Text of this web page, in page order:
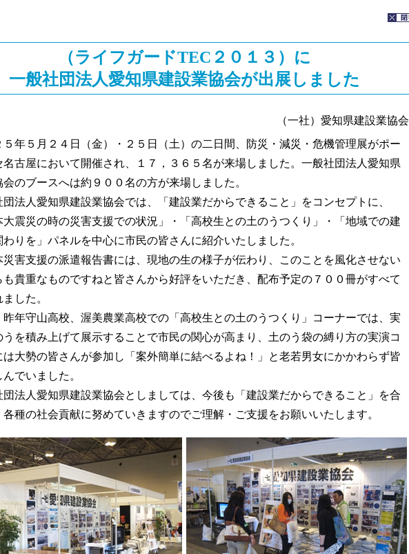
（ライフガードTEC２０１３）に
一般社団法人愛知県建設業協会が出展しました
（一社）愛知県建設業協会
年５月２４日（金）・２５日（土）の二日間、防災・減災・危機管理展がポー
名古屋において開催され、１７，３６５名が来場しました。一般社団法人愛知県
のブースへは約９００名の方が来場しました。
法人愛知県建設業協会では、「建設業だからできること」をコンセプトに、
大震災の時の災害支援での状況」・「高校生との土のうつくり」・「地域での建
りを」パネルを中心に市民の皆さんに紹介いたしました。
害支援の派遣報告書には、現地の生の様子が伝わり、このことを風化させない
も貴重なものですねと皆さんから好評をいただき、配布予定の７００冊がすべて
した。
年守山高校、渥美農業高校での「高校生との土のうつくり」コーナーでは、実
うを積み上げて展示することで市民の関心が高まり、土のう袋の縛り方の実演コ
は大勢の皆さんが参加し「案外簡単に結べるよね！」と老若男女にかかわらず皆
でいました。
法人愛知県建設業協会としましては、今後も「建設業だからできること」を合
各種の社会貢献に努めていきますのでご理解・ご支援をお願いいたします。